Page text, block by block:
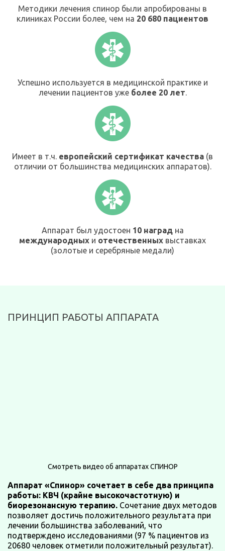
Методики лечения спинор были апробированы в
клиниках России более, чем на 20 680 пациентов
Успешно используется в медицинской практике и
лечении пациентов уже более 20 лет
Имеет в т.ч. европейский сертификат качества (в
отличии от большинства медицинских аппаратов).
Аппарат был удостоен 10 наград на
международных и отечественных выставках
(золотые и серебряные медали)
ПРИНЦИП РАБОТЫ АППАРАТА
Смотреть видео об аппаратах СПИНОР
Аппарат «Спинор» сочетает в себе два принципа
работы: КВЧ (крайне высокочастотную) и
биорезонансную терапию. Сочетание двух методов
позволяет достичь положительного результата при
лечении большинства заболеваний, что
подтверждено исследованиями (97 % пациентов из
20680 человек отметили положительный результат).